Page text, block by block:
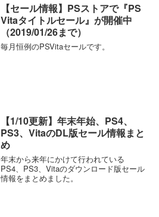
【セール情報】PSストアで『PS
Vitaタイトルセール』が開催中
（2019/01/26まで）
毎月恒例のPSVitaセールです。
【1/10更新】年末年始、PS4、
PS3、VitaのDL版セール情報まと
め
年末から来年にかけて行われている
PS4、PS3、Vitaのダウンロード版セール
情報をまとめました。